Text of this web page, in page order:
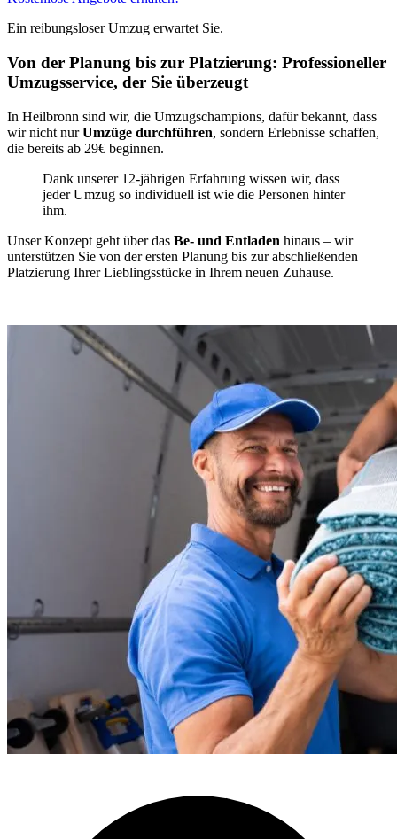
Ein reibungsloser Umzug erwartet Sie.
Von der Planung bis zur Platzierung: Professioneller
Umzugsservice, der Sie überzeugt
In Heilbronn sind wir, die Umzugschampions, dafür bekannt, dass
wir nicht nurUmzüge durchführen, sondern Erlebnisse schaffen,
die bereits ab 29€ beginnen.
Dank unserer 12-jährigen Erfahrung wissen wir, dass
jeder Umzug so individuell ist wie die Personen hinter
ihm.
Unser Konzept geht über das Be- und Entladen hinaus – wir
unterstützen Sie von der ersten Planung bis zur abschließenden
Platzierung Ihrer Lieblingsstücke in Ihrem neuen Zuhause.